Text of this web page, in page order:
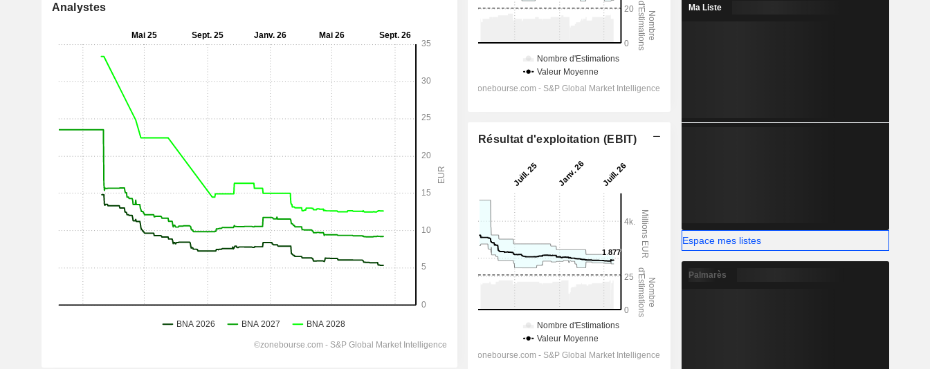
Analystes
Résultat d'exploitation (EBIT)
Ma Liste
Espace mes listes
Palmarès